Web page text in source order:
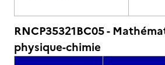
RNCP35321BC05 -
physique-chimie